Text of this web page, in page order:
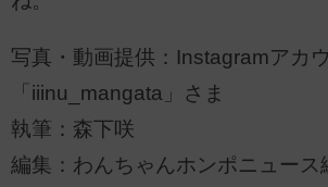
写真・動画提供：Instagramアカ
「iiinu_mangata」さま
執筆：森下咲
編集：わんちゃんホンポニュース